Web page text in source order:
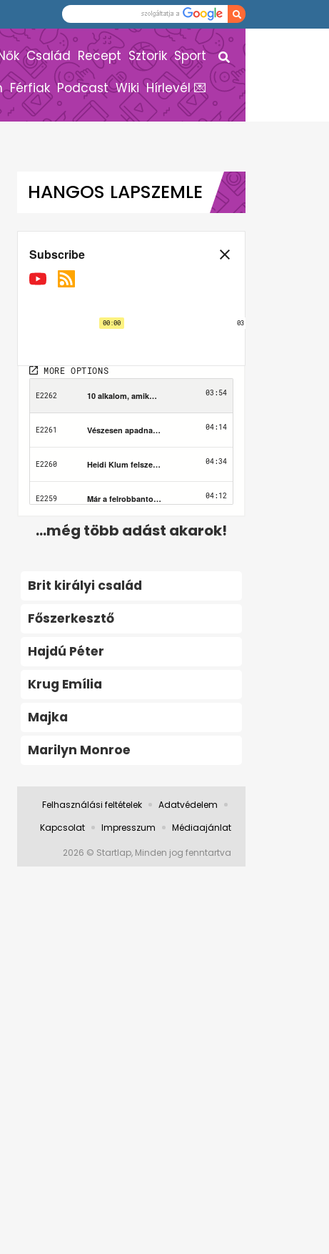
Család Recept Sztorik Sport
Férfiak Podcast Wiki Hírlevél 💌
HANGOS LAPSZEMLE
...még több adást akarok!
Brit királyi család
Főszerkesztő
Hajdú Péter
Krug Emília
Majka
Marilyn Monroe
Felhasználási feltételek
Adatvédelem
Kapcsolat
Impresszum Médiaajánlat
2026 © Startlap, Minden jog fenntartva